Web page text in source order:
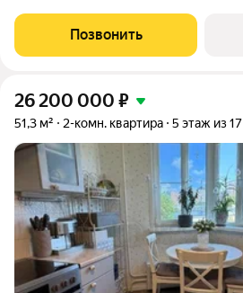
Позвонить
26 200 000 ₽
51,3 м² 2-комн. квартира 5 этаж из 17